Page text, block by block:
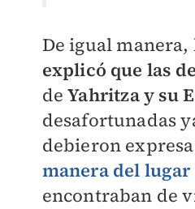
De igual
explicó que las
deYahritza y su
desafortunadas
debieron
manera del lugar
encontraban de